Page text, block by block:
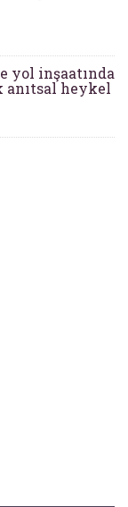
yol inşaatında
anıtsal heykel